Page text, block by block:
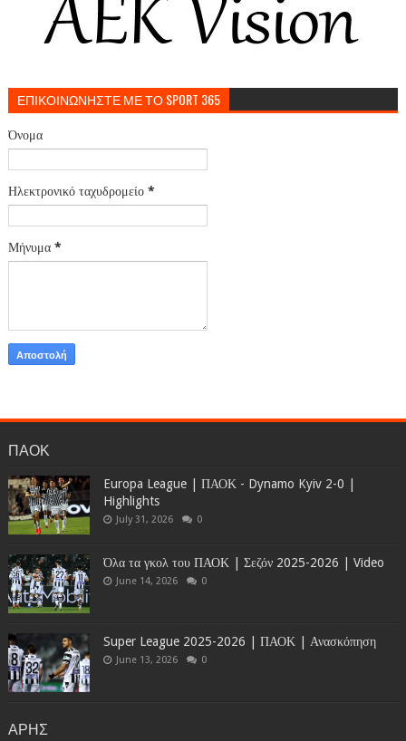
ΕΠΙΚΟΙΝΩΝΗΣΤΕ ΜΕ ΤΟ SPORT 365
Όνομα
Ηλεκτρονικό ταχυδρομείο *
Μήνυμα *
ΠΑΟΚ
Europa League | ΠΑΟΚ - Dynamo Kyiv 2-0 |
Highlights
July 31, 2026 0
Όλα τα γκολ του ΠΑΟΚ | Σεζόν 2025-2026 | Video
June 14, 2026 0
Super League 2025-2026 | ΠΑΟΚ | Ανασκόπηση
June 13, 2026 0
ΑΡΗΣ